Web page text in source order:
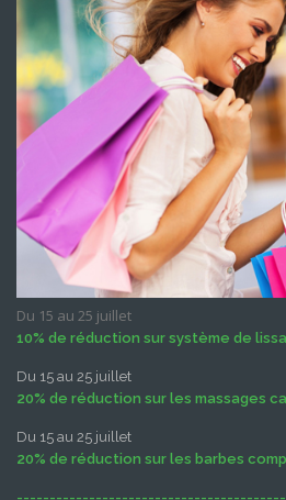
Du 15 au 25 juillet
10% de réduction sur système de
Du 15 au 25 juillet
20% de réduction sur les massages
Du 15 au 25 juillet
20% de réduction sur les barbes